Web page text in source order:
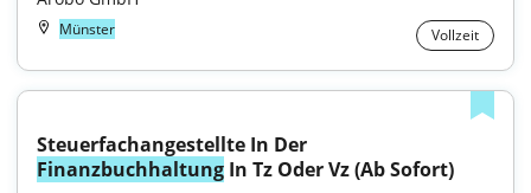
Münster Vollzeit
Finanzbuchhaltung In Tz Oder Vz (Ab Sofort)